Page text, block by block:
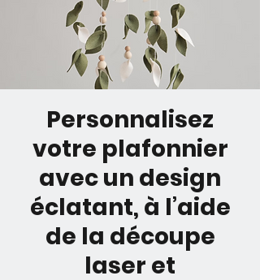
Personnalisez
votre plafonnier
avec un design
éclatant, à l’aide
de la découpe
laser et